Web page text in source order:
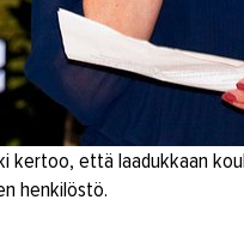
kertoo, että laadukkaan
henkilöstö.